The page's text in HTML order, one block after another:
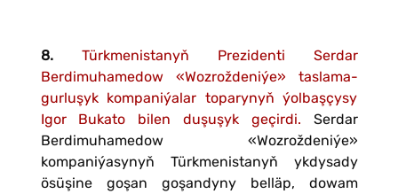
8. Türkmenistanyň Prezidenti Serdar
Berdimuhamedow «Wozroždeniýe» taslama-
gurluşyk kompaniýalar toparynyň ýolbaşçysy
Igor Bukato bilen duşuşyk geçirdi. Serdar
Berdimuhamedow «Wozroždeniýe»
kompaniýasynyň Türkmenistanyň ykdysady
ösüşine goşan goşandyny belläp, dowam